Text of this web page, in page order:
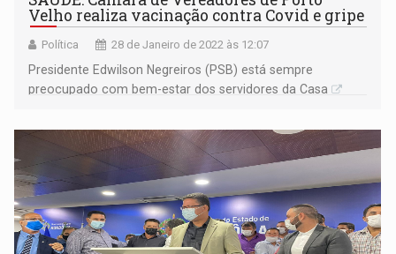
Velho realiza vacinação contra Covid e gripe
Política 28 de Janeiro de 2022 às 12:07
Presidente Edwilson Negreiros (PSB) está sempre
preocupado com bem-estar dos servidores da Casa